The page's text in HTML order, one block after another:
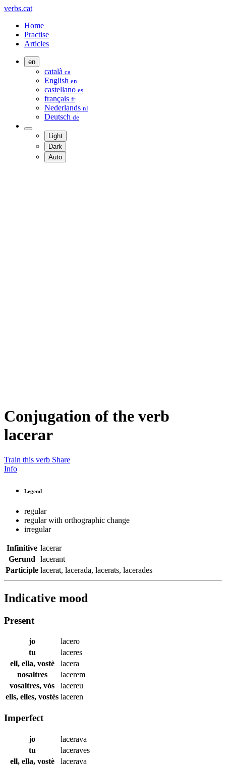
verbs.cat
Home
Practise
Articles
en
català ca
English en
castellano es
français fr
Nederlands nl
Deutsch de
Light
Dark
Auto
Conjugation of the verb
lacerar
Train this verb Share
Info
Legend
regular
regular with orthographic change
irregular
Infinitive lacerar
Gerund
lacerant
Participle lacerat, lacerada, lacerats, lacerades
Indicative mood
Present
jo
lacero
tu
laceres
ell, ella, vostè
lacera
nosaltres
lacerem
vosaltres, vós
lacereu
ells, elles, vostès laceren
Imperfect
jo
lacerava
tu
laceraves
ell, ella, vostè
lacerava